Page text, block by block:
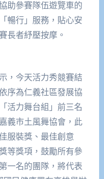
助參賽隊伍遊覽車的
暢行」服務，貼心安
長者紓壓按摩。
，今天活力秀競賽結
序為仁義社區發展協
活力舞台組」前三名
義市土風舞協會，此
服裝獎、最佳創意
等獎項，鼓勵所有參
一名的團隊，將代表